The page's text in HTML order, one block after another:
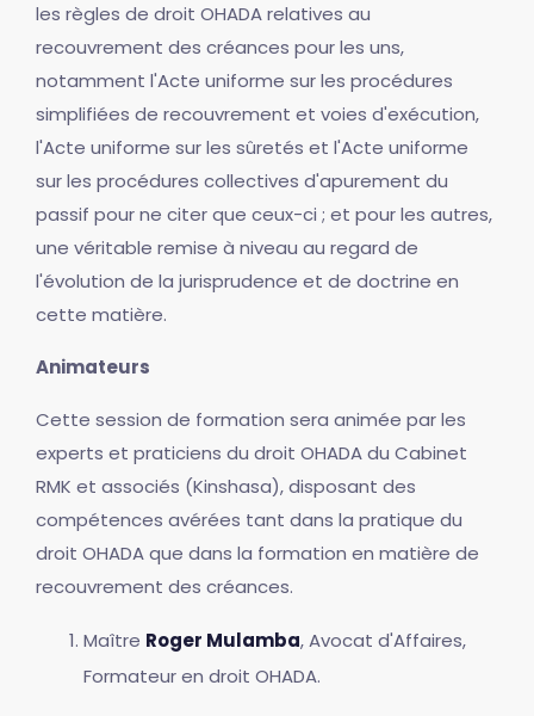
les règles de droit OHADA relatives au
recouvrement des créances pour les uns,
notamment l'Acte uniforme sur les procédures
simplifiées de recouvrement et voies d'exécution,
l'Acte uniforme sur les sûretés et l'Acte uniforme
sur les procédures collectives d'apurement du
passif pour ne citer que ceux-ci ; et pour les autres,
une véritable remise à niveau au regard de
l'évolution de la jurisprudence et de doctrine en
cette matière.
Animateurs
Cette session de formation sera animée par les
experts et praticiens du droit OHADA du Cabinet
RMK et associés (Kinshasa), disposant des
compétences avérées tant dans la pratique du
droit OHADA que dans la formation en matière de
recouvrement des créances.
Maître Roger Mulamba, Avocat d'Affaires,
Formateur en droit OHADA.